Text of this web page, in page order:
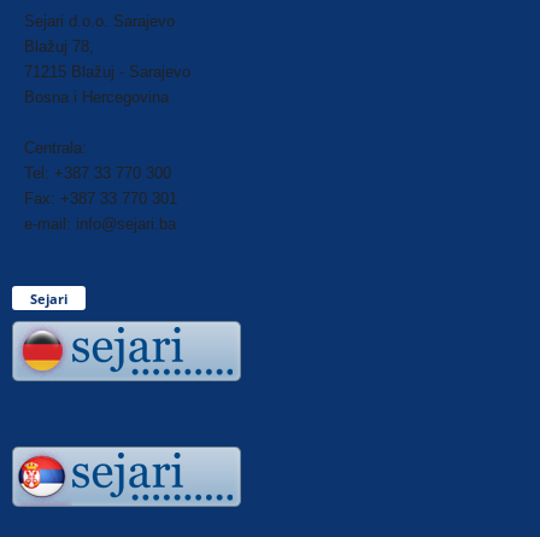
Sejari d.o.o. Sarajevo
Blažuj 78,
71215 Blažuj - Sarajevo
Bosna i Hercegovina
Centrala:
Tel: +387 33 770 300
Fax: +387 33 770 301
e-mail: info@sejari.ba
Sejari